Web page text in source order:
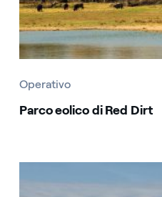
Operativo
Parco eolico di Red Dirt